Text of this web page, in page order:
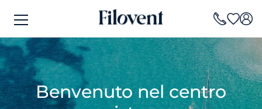
Benvenuto nel centro